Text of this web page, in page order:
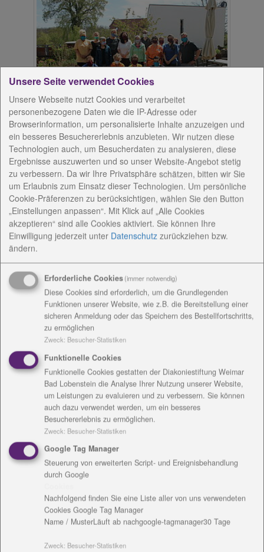
Weimarer Initiative „Glück“ näht Masken für
Friedrich-Zimmer-Haus – Danke auch an die
Näherinnen in Altengesees und die geduldigen
Angehörigen
Die kleine Weimarer Initiative „Glück“, in der sich
Frauen aus Thüringen, Syrien und dem Irak
zusammengefunden haben, um gemeinsam zu
nähen. Sie lernen sich dabei kennen, festigen ihr
Deutsch und erweitern ihre Fähigkeiten im Nähen.
Gegründet wurde die Initiative von Kathleen
Wachowski. Sie lebt ihren ausgeprägten Sinn für
Ästhetik und versucht diesen stets mit Funktionalität
zu verbinden. Das geschieht mit Kleidung, Möbeln,
Alltags-Accessoires, die zum Beispiel an die
Bedürfnisse von Menschen mit Behinderung
angepasst
sind. In Corona-Zeiten erfüllt die Mund-Nasen-Maske
einen hohen Nutzen und soll auch gut aussehen.
Also näht die Initiative „Glück“ nun Masken. In dieser
Woche für das Friedrich-Zimmer-Haus, ein
Pflegeheim für Menschen mit Demenz, und zwar
individuell für jeden Mitarbeiter und für jede
Mitarbeiterin mit Initialen versehen.
Zur Übergabe, welche natürlich allen Abstand- und
Hygieneregeln gerecht wurde, war die Freude groß.
Die Belegschaft im FZH sagt Danke!
Danke auch an alle, Näherinnen in den Werkstätten
Christopherushof in Altengesees, allen Angehörigen
Unsere Seite verwendet Cookies
Unsere Webseite nutzt Cookies und verarbeitet
personenbezogene Daten wie die IP-Adresse oder
Browserinformation, um personalisierte Inhalte anzuzeigen und
ein besseres Besuchererlebnis anzubieten. Wir nutzen diese
Technologien auch, um Besucherdaten zu analysieren, diese
Ergebnisse auszuwerten und so unser Website-Angebot stetig
zu verbessern. Da wir Ihre Privatsphäre schätzen, bitten wir Sie
um Erlaubnis zum Einsatz dieser Technologien. Um persönliche
Cookie-Präferenzen zu berücksichtigen, wählen Sie den Button
„Einstellungen anpassen“. Mit Klick auf „Alle Cookies
akzeptieren“ sind alle Cookies aktiviert. Sie können Ihre
Einwilligung jederzeit unter Datenschutz zurückziehen bzw.
ändern.
Erforderliche Cookies(immer notwendig)
Diese Cookies sind erforderlich, um die Grundlegenden
Funktionen unserer Website, wie z.B. die Bereitstellung einer
sicheren Anmeldung oder das Speichern des Bestellfortschritts,
zu ermöglichen
Zweck: Besucher-Statistiken
Funktionelle Cookies
Funktionelle Cookies gestatten der Diakoniestiftung Weimar
Bad Lobenstein die Analyse Ihrer Nutzung unserer Website,
um Leistungen zu evaluieren und zu verbessern. Sie können
auch dazu verwendet werden, um ein besseres
Besuchererlebnis zu ermöglichen.
Zweck: Besucher-Statistiken
Google Tag Manager
Steuerung von erweiterten Script- und Ereignisbehandlung
durch Google
Nachfolgend finden Sie eine Liste aller von uns verwendeten
Cookies Google Tag Manager
Name / MusterLäuft ab nachgoogle-tagmanager30 Tage
Zweck: Besucher-Statistiken